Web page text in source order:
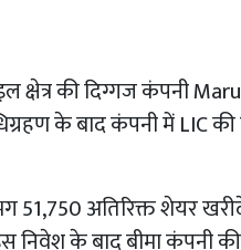
क्षेत्र की दिग्गज कंपनी
के बाद कंपनी में LIC की
अतिरिक्त शेयर
के बाद बीमा कंपनी की